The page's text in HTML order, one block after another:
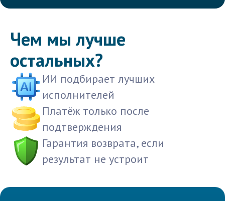
Чем мы лучше
остальных?
ИИ подбирает лучших
исполнителей
Платёж только после
подтверждения
Гарантия возврата, если
результат не устроит